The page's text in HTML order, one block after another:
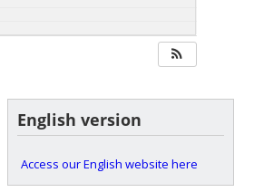
English version
Access our English website here